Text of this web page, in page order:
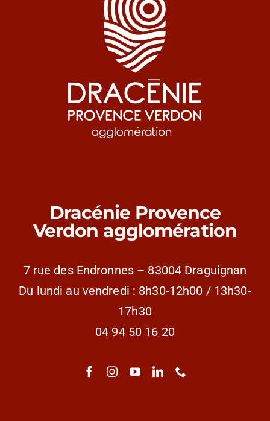
Dracénie Provence
Verdon agglomération
7 rue des Endronnes – 83004 Draguignan
Du lundi au vendredi : 8h30-12h00 / 13h30-
17h30
04 94 50 16 20